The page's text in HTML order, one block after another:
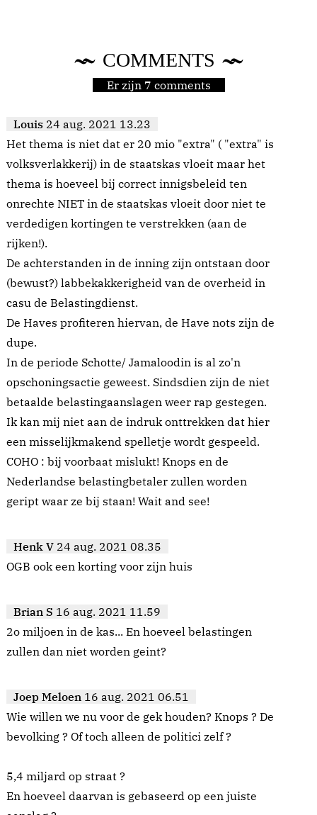
COMMENTS
Er zijn 7 comments
Louis 24 aug. 2021 13.23
Het thema is niet dat er 20 mio "extra" ( "extra" is
volksverlakkerij) in de staatskas vloeit maar het
thema is hoeveel bij correct innigsbeleid ten
onrechte NIET in de staatskas vloeit door niet te
verdedigen kortingen te verstrekken (aan de
rijken!).
De achterstanden in de inning zijn ontstaan door
(bewust?) labbekakkerigheid van de overheid in
casu de Belastingdienst.
De Haves profiteren hiervan, de Have nots zijn de
dupe.
In de periode Schotte/ Jamaloodin is al zo'n
opschoningsactie geweest. Sindsdien zijn de niet
betaalde belastingaanslagen weer rap gestegen.
Ik kan mij niet aan de indruk onttrekken dat hier
een misselijkmakend spelletje wordt gespeeld.
COHO : bij voorbaat mislukt! Knops en de
Nederlandse belastingbetaler zullen worden
geript waar ze bij staan! Wait and see!
Henk V 24 aug. 2021 08.35
OGB ook een korting voor zijn huis
Brian S 16 aug. 2021 11.59
2o miljoen in de kas... En hoeveel belastingen
zullen dan niet worden geint?
Joep Meloen 16 aug. 2021 06.51
Wie willen we nu voor de gek houden? Knops ? De
bevolking ? Of toch alleen de politici zelf ?
5,4 miljard op straat ?
En hoeveel daarvan is gebaseerd op een juiste